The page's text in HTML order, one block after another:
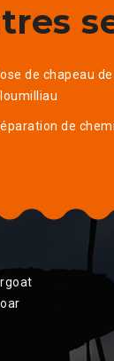
de chapeau
de